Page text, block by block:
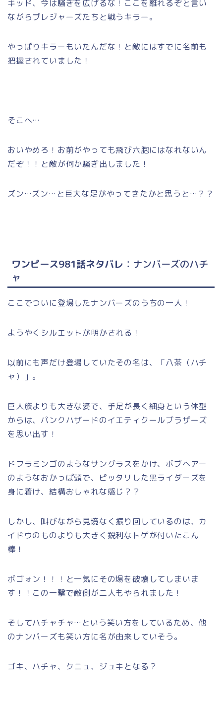
キッド、今は騒ぎを広げるな！ここを離れるぞと言い
ながらプレジャーズたちと戦うキラー。
やっぱりキラーもいたんだな！と敵にはすでに名前も
把握されていました！
そこへ…
おいやめろ！お前がやっても飛び六胞にはなれないん
だぞ！！と敵が何か騒ぎ出しました！
ズン…ズン…と巨大な足がやってきたかと思うと…？？
ワンピース981話ネタバレ ：ナンバーズのハチ
ャ
ここでついに登場したナンバーズのうちの一人！
ようやくシルエットが明かされる！
以前にも声だけ登場していたその名は、「八茶（ハチ
ャ）」。
巨人族よりも大きな姿で、手足が長く細身という体型
からは、パンクハザードのイエティクールブラザーズ
を思い出す！
ドフラミンゴのようなサングラスをかけ、ボブヘアー
のようなおかっぱ頭で、ピッタリした黒ライダーズを
身に着け、結構おしゃれな感じ？？
しかし、叫びながら見境なく振り回しているのは、カ
イドウのものよりも大きく鋭利なトゲが付いたこん
棒！
ボゴォン！！！と一気にその場を破壊してしまいま
す！！この一撃で敵側が二人もやられました！
そしてハチャチャ…という笑い方をしているため、他
のナンバーズも笑い方に名が由来していそう。
ゴキ、ハチャ、クニュ、ジュキとなる？